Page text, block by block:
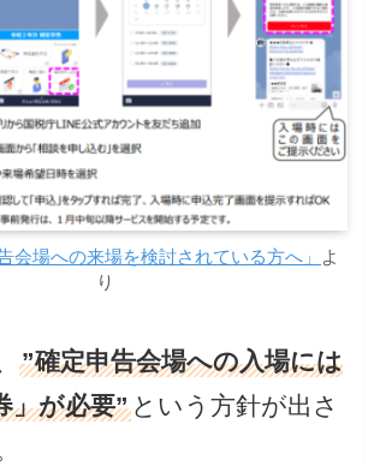
会場への来場を検討されている方へ」
よ
り
”確定申告会場への入場には
」が必要” という方針が出さ